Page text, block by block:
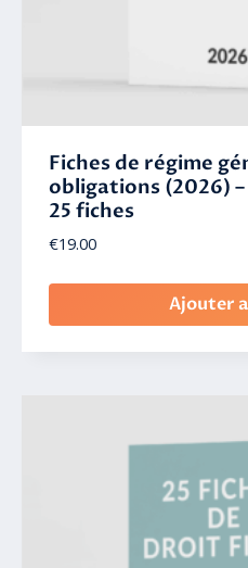
Fiches de régime
obligations (2026)
25 fiches
€19.00
Ajouter